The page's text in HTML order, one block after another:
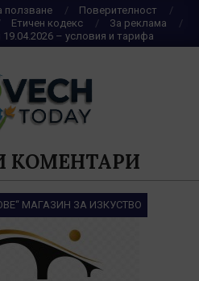
ползване
Поверителност
Етичен кодекс
За реклама
– условия и тарифа
КОМЕНТАРИ
МАГАЗИН ЗА ИЗКУСТВО